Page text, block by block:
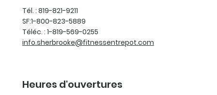
Tél. : 819-821-9211
SF:1-800-823-5889
Téléc. : 1-819-569-0255
info.sherbrooke@fitnessentrepot.com
Heures d'ouvertures